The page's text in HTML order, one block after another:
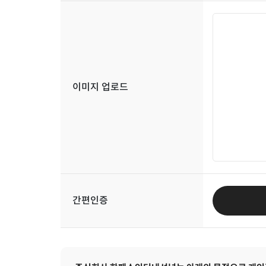
이미지 업로드
간편인증